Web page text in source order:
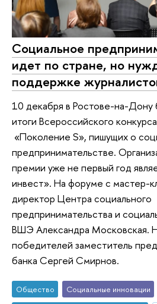
Социальное
идет по стране, но
поддержке
10 декабря в Ростове-на-
итоги Всероссийского
«Поколение S», пишущих о
предпринимательстве.
премии уже не первый год
инвест». На форуме с мастер-
директор Центра социального
предпринимательства и
ВШЭ Александра Московская.
победителей заместитель
банка Сергей Смирнов.
Общество
Социальные инновации